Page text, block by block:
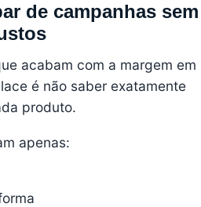
de campanhas sem
acabam com a margem em
é não saber exatamente
produto.
apenas: